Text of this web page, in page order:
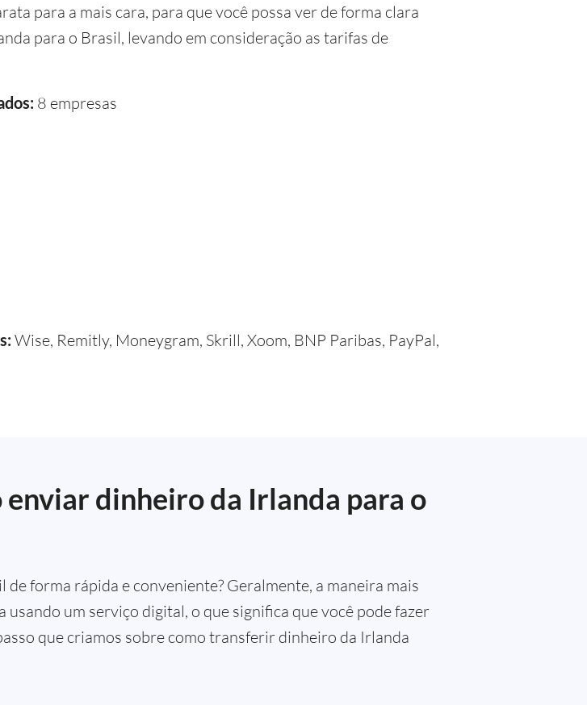
para a mais cara, para que você possa ver de forma clara
para o Brasil, levando em consideração as tarifas de
8 empresas
Wise, Remitly, Moneygram, Skrill, Xoom, BNP Paribas, PayPal,
enviar dinheiro da Irlanda para o
forma rápida e conveniente? Geralmente, a maneira mais
um serviço digital, o que significa que você pode fazer
que criamos sobre como transferir dinheiro da Irlanda